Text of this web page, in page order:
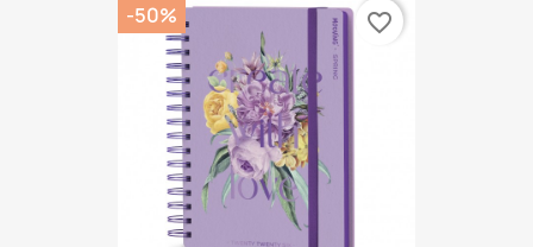
-50% favorite_border